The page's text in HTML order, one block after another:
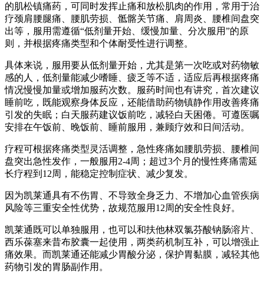
的肌松镇痛药，可同时发挥止痛和放松肌肉的作用，常用于治
疗颈肩腰腿痛、腰肌劳损、骶髂关节痛、肩周炎、腰椎间盘突
出等，服用需遵循“低剂量开始、缓慢加量、分次服用”的原
则，并根据疼痛类型和个体耐受性进行调整。
具体来说，服用要从低剂量开始，尤其是第一次吃或对药物敏
感的人，低剂量能减少嗜睡、疲乏等不适，适应后再根据疼痛
情况慢慢加量或增加服药次数。服药时间也有讲究，首次建议
睡前吃，既能观察身体反应，还能借助药物镇静作用改善疼痛
引发的失眠；白天服药建议饭前吃，减轻白天困倦。可遵医嘱
安排在午饭前、晚饭前、睡前服用，兼顾疗效和日间活动。
疗程可根据疼痛类型灵活调整，急性疼痛如腰肌劳损、腰椎间
盘突出急性发作，一般服用2-4周；超过3个月的慢性疼痛需延
长疗程到12周，能稳定控制症状、减少复发。
因为凯莱通具有不伤胃、不导致全身乏力、不增加心血管疾病
风险等三重安全性优势，故规范服用12周的安全性良好。
凯莱通既可以单独服用，也可以和扶他林双氯芬酸钠肠溶片、
西乐葆塞来昔布胶囊一起使用，两类药机制互补，可以增强止
痛效果。而凯莱通还能减少胃酸分泌，保护胃黏膜，减轻其他
药物引发的胃肠副作用。